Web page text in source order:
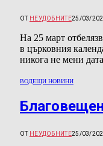
ОТ НЕУДОБНИТЕ25/03/
На 25 март
в църковния
никога не мени
ВОДЕЩИ НОВИНИ
ОТ НЕУДОБНИТЕ25/03/